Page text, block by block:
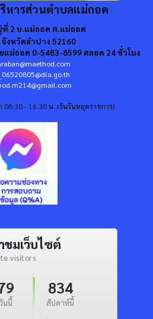
หารส่วนตำบลแม่ถอด
ที่ 2 บ.แม่ถอด ต.แม่ถอด
จังหวัดลำปาง 52160
แม่ถอด 0-5483-8599 ตลอด 24 ชั่วโมง
08.30 - 16.30 น. เว้นวันหยุดราชการ)
ชมเว็บไซต์
visitors
วันนี้
834
สัปดาห์นี้